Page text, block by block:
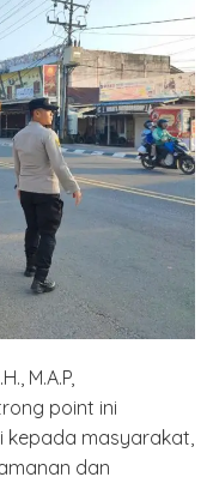
M.A.P,
point ini
kepada masyarakat,
dan